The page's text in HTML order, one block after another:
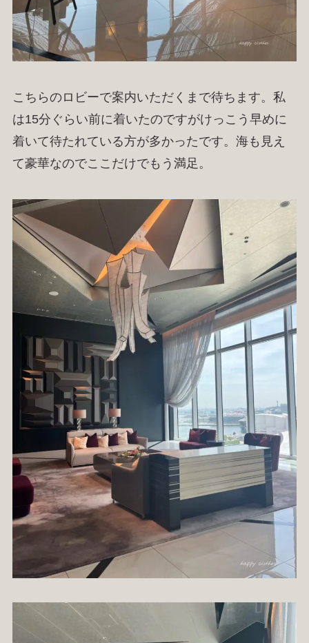
こちらのロビーで案内いただくまで待ちます。私
は15分ぐらい前に着いたのですがけっこう早めに
着いて待たれている方が多かったです。海も見え
て豪華なのでここだけでもう満足。